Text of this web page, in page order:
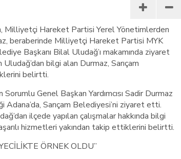
Milliyetçi Hareket Partisi Yerel Yönetimlerden
beraberinde Milliyetçi Hareket Partisi MYK
Başkanı Bilal Uludağ’ı makamında ziyaret
bilgi alan Durmaz, Sarıçam
belirtti.
Genel Başkan Yardımcısı Sadir Durmaz
Sarıçam Belediyesi’ni ziyaret etti.
ilçede yapılan çalışmalar hakkında bilgi
hizmetleri yakından takip ettiklerini belirtti.
ÖRNEK OLDU”